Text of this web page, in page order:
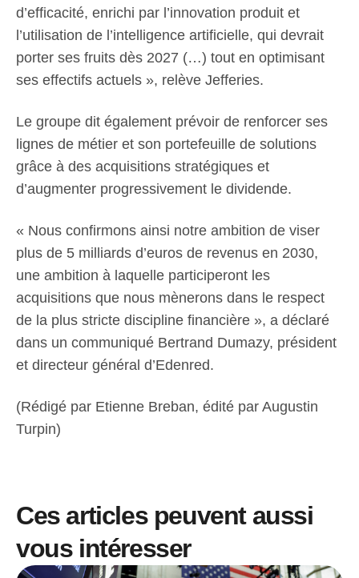
d’efficacité, enrichi par l’innovation produit et
l’utilisation de l’intelligence artificielle, qui devrait
porter ses fruits dès 2027 (…) tout en optimisant
ses effectifs actuels », relève Jefferies.
Le groupe dit également prévoir de renforcer ses
lignes de métier et son portefeuille de solutions
grâce à des acquisitions stratégiques et
d’augmenter progressivement le dividende.
« Nous confirmons ainsi notre ambition de viser
plus de 5 milliards d’euros de revenus en 2030,
une ambition à laquelle participeront les
acquisitions que nous mènerons dans le respect
de la plus stricte discipline financière », a déclaré
dans un communiqué Bertrand Dumazy, président
et directeur général d’Edenred.
(Rédigé par Etienne Breban, édité par Augustin
Turpin)
Ces articles peuvent aussi
vous intéresser